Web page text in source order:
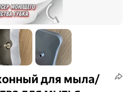
для мыла/